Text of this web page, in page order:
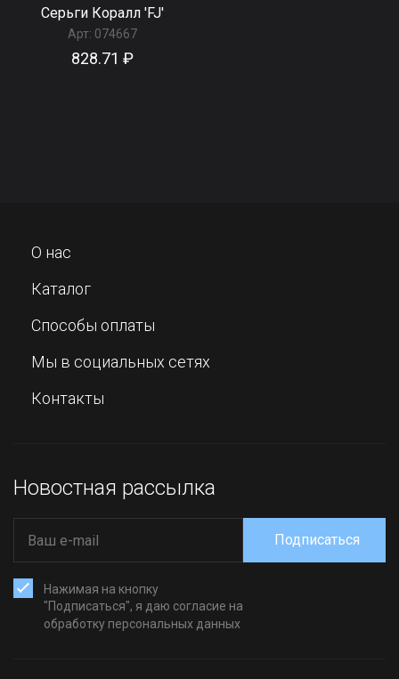
Серьги Коралл 'FJ'
Арт: 074667
828.71 ₽
О нас
Каталог
Способы оплаты
Мы в социальных сетях
Контакты
Новостная рассылка
Нажимая на кнопку
"Подписаться", я даю согласие на
обработку персональных данных
Подписаться